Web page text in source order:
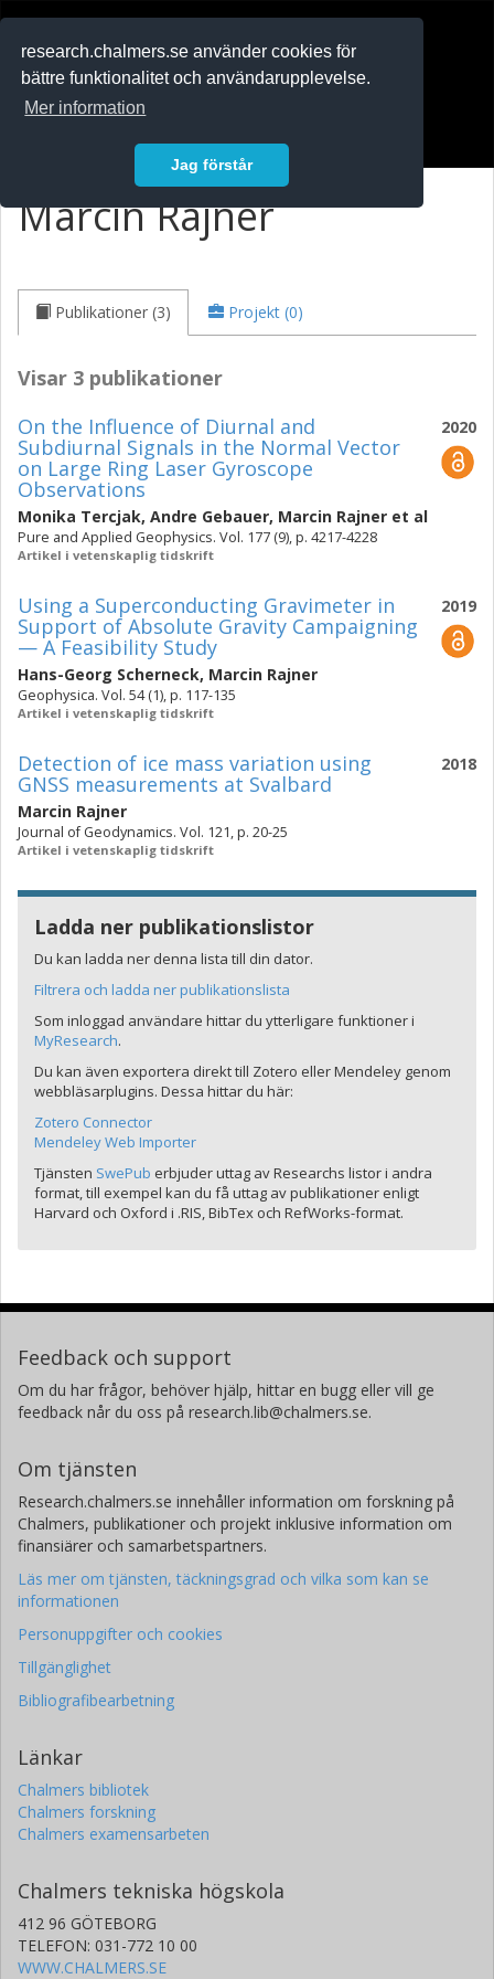
research.chalmers.se använder cookies för
bättre funktionalitet och användarupplevelse.
Mer information
Jag förstår
Marcin Rajner
Publikationer (3) Projekt (0)
Visar 3 publikationer
2020
On the Influence of Diurnal and
Subdiurnal Signals in the Normal Vector
on Large Ring Laser Gyroscope
Observations
Monika Tercjak, Andre Gebauer, Marcin Rajner et al
Pure and Applied Geophysics. Vol. 177 (9), p. 4217-4228
Artikel i vetenskaplig tidskrift
2019
Using a Superconducting Gravimeter in
Support of Absolute Gravity Campaigning
— A Feasibility Study
Hans-Georg Scherneck, Marcin Rajner
Geophysica. Vol. 54 (1), p. 117-135
Artikel i vetenskaplig tidskrift
2018
Detection of ice mass variation using
GNSS measurements at Svalbard
Marcin Rajner
Journal of Geodynamics. Vol. 121, p. 20-25
Artikel i vetenskaplig tidskrift
Ladda ner publikationslistor
Du kan ladda ner denna lista till din dator.
Filtrera och ladda ner publikationslista
Som inloggad användare hittar du ytterligare funktioner i
MyResearch.
Du kan även exportera direkt till Zotero eller Mendeley genom
webbläsarplugins. Dessa hittar du här:
Zotero Connector
Mendeley Web Importer
Tjänsten SwePub erbjuder uttag av Researchs listor i andra
format, till exempel kan du få uttag av publikationer enligt
Harvard och Oxford i .RIS, BibTex och RefWorks-format.
Feedback och support
Om du har frågor, behöver hjälp, hittar en bugg eller vill ge
feedback når du oss på research.lib@chalmers.se.
Om tjänsten
Research.chalmers.se innehåller information om forskning på
Chalmers, publikationer och projekt inklusive information om
finansiärer och samarbetspartners.
Läs mer om tjänsten, täckningsgrad och vilka som kan se
informationen
Personuppgifter och cookies
Tillgänglighet
Bibliografibearbetning
Länkar
Chalmers bibliotek
Chalmers forskning
Chalmers examensarbeten
Chalmers tekniska högskola
412 96 GÖTEBORG
TELEFON: 031-772 10 00
WWW.CHALMERS.SE